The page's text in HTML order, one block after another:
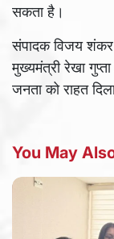
सकता है।
संपादक विजय शंकर
मुख्यमंत्री रेखा
जनता को राहत
You May